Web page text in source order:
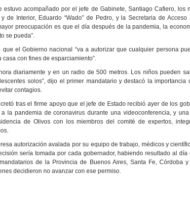
estuvo acompañado por el jefe de Gabinete, Santiago Cafiero, los
de Interior, Eduardo “Wado” de Pedro, y la Secretaria de
preocupación es que el día después de la pandemia, la
se pueda”.
el Gobierno nacional “va a autorizar que cualquier persona
casa con fines de esparciamiento”.
diariamente y en un radio de 500 metros. Los niños pueden
solos”, dijo el primer mandatario y destacó la importancia
contagios.
tras el firme apoyo que el jefe de Estado recibió ayer de los
la pandemia de coronavirus durante una videoconferencia, y
de Olivos con los miembros del comité de expertos,
autorización avalada por su equipo de trabajo, médicos y
sería tomada por cada gobernador, habiendo resultado al
de la Provincia de Buenos Aires, Santa Fe, Córdoba
decidieron no avanzar con ese permiso.